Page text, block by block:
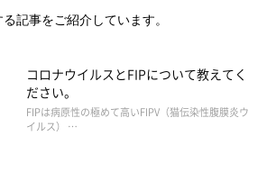
記事をご紹介しています。
コロナウイルスとFIPについて教えてく
ださい。
FIPは病原性の極めて高いFIPV（猫伝染性腹膜炎ウ
イルス） …